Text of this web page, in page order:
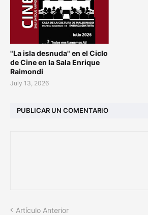
"La isla desnuda" en el Ciclo
de Cine en la Sala Enrique
Raimondi
July 13, 2026
PUBLICAR UN COMENTARIO
Artículo Anterior